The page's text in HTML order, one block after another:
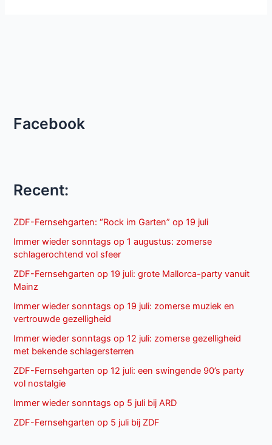
Facebook
Recent:
ZDF-Fernsehgarten: “Rock im Garten” op 19 juli
Immer wieder sonntags op 1 augustus: zomerse
schlagerochtend vol sfeer
ZDF-Fernsehgarten op 19 juli: grote Mallorca-party vanuit
Mainz
Immer wieder sonntags op 19 juli: zomerse muziek en
vertrouwde gezelligheid
Immer wieder sonntags op 12 juli: zomerse gezelligheid
met bekende schlagersterren
ZDF-Fernsehgarten op 12 juli: een swingende 90’s party
vol nostalgie
Immer wieder sonntags op 5 juli bij ARD
ZDF-Fernsehgarten op 5 juli bij ZDF